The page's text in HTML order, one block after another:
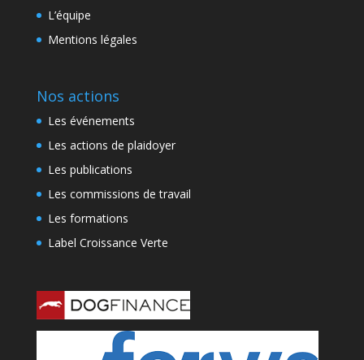
L’équipe
Mentions légales
Nos actions
Les événements
Les actions de plaidoyer
Les publications
Les commissions de travail
Les formations
Label Croissance Verte